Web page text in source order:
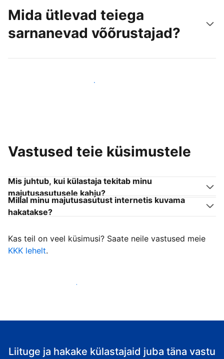
Mida ütlevad teiega
sarnanevad võõrustajad?
Liitu endaga sarnanevate võõrustajatega
Vastused teie küsimustele
Mis juhtub, kui külastaja tekitab minu
majutusasutusele kahju?
Millal minu majutusasutust internetis kuvama
hakatakse?
Kas teil on veel küsimusi? Saate neile vastused meie
KKK lehelt.
Alusta külastajate vastuvõtmist
Liituge ja hakake külastajaid juba täna vastu